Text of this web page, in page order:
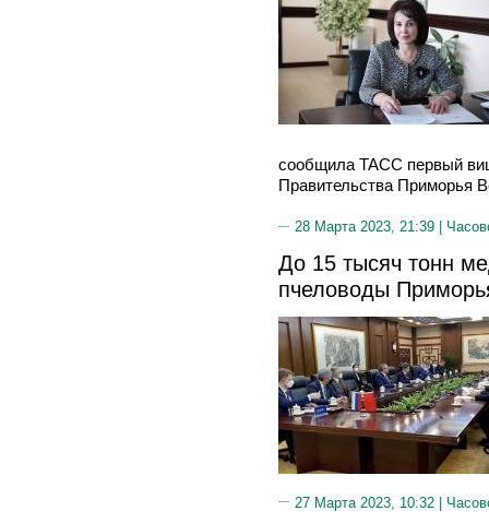
сообщила ТАСС первый
Правительства Приморья
28 Марта 2023, 21:39 |
До 15 тысяч тонн
пчеловоды
27 Марта 2023, 10:32 |